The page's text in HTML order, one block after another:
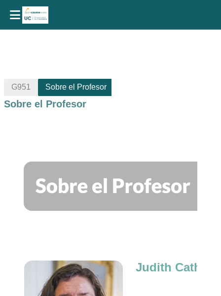
G951 Sobre el Profesor
Sobre el Profesor
Perfilado de sección
Judith